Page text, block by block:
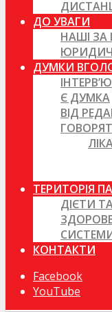
ДО УВАГИ
НАШІ
ДУМКИ
ІНТЕРВ’Ю
Є ДУМКА
ВІД
ТЕРИТОРІЯ
ДІЄТИ
КОНТАКТИ
Facebook
YouTube